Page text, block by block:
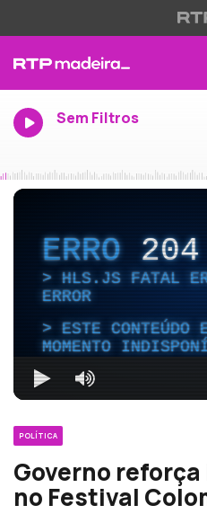
Sem Filtros
ERRO204
HLS.JS FATAL
ERROR
ESTE CONTEÚDO
MOMENTO
POLÍTICA
Governo
no Festival